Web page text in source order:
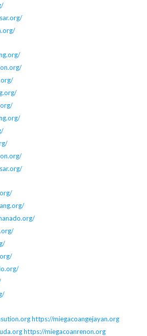
https://miegacoangejayan.org
https://miegacoanrenon.org